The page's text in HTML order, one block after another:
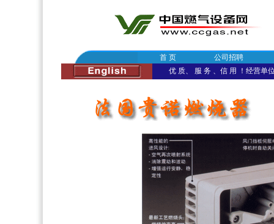
首 页
公司招聘
优 质、 服 务 、信 用 ！经营单